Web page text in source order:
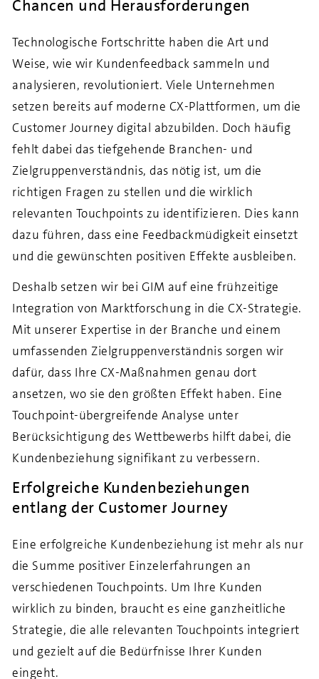
Chancen und Herausforderungen
Technologische Fortschritte haben die Art und
Weise, wie wir Kundenfeedback sammeln und
analysieren, revolutioniert. Viele Unternehmen
setzen bereits auf moderne CX-Plattformen, um die
Customer Journey digital abzubilden. Doch häufig
fehlt dabei das tiefgehende Branchen- und
Zielgruppenverständnis, das nötig ist, um die
richtigen Fragen zu stellen und die wirklich
relevanten Touchpoints zu identifizieren. Dies kann
dazu führen, dass eine Feedbackmüdigkeit einsetzt
und die gewünschten positiven Effekte ausbleiben.
Deshalb setzen wir bei GIM auf eine frühzeitige
Integration von Marktforschung in die CX-Strategie.
Mit unserer Expertise in der Branche und einem
umfassenden Zielgruppenverständnis sorgen wir
dafür, dass Ihre CX-Maßnahmen genau dort
ansetzen, wo sie den größten Effekt haben. Eine
Touchpoint-übergreifende Analyse unter
Berücksichtigung des Wettbewerbs hilft dabei, die
Kundenbeziehung signifikant zu verbessern.
Erfolgreiche Kundenbeziehungen
entlang der Customer Journey
Eine erfolgreiche Kundenbeziehung ist mehr als nur
die Summe positiver Einzelerfahrungen an
verschiedenen Touchpoints. Um Ihre Kunden
wirklich zu binden, braucht es eine ganzheitliche
Strategie, die alle relevanten Touchpoints integriert
und gezielt auf die Bedürfnisse Ihrer Kunden
eingeht.